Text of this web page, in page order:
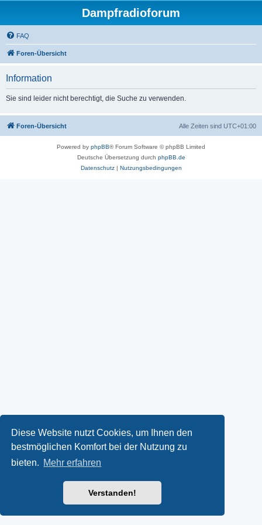
Diese Website nutzt Cookies, um Ihnen den
bestmöglichen Komfort bei der Nutzung zu
bieten. Mehr erfahren
Verstanden!
Dampfradioforum
FAQ
Foren-Übersicht
Information
Sie sind leider nicht berechtigt, die Suche zu verwenden.
Foren-Übersicht Alle Zeiten sind UTC+01:00
Powered by phpBB® Forum Software © phpBB Limited
Deutsche Übersetzung durch phpBB.de
Datenschutz| Nutzungsbedingungen